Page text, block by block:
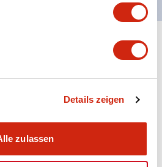
Details zeigen
zulassen
Bedienungsanleitung